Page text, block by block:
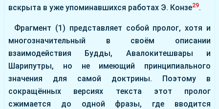
вскрыта в уже упоминавшихся работах Э. Конзе29.
Фрагмент (1) представляет собой пролог, хотя и
многозначительный в своём описании
взаимодействия Будды, Авалокитешвары и
Шарипутры, но не имеющий принципиального
значения для самой доктрины. Поэтому в
сокращённых версиях текста этот пролог
сжимается до одной фразы, где вводится